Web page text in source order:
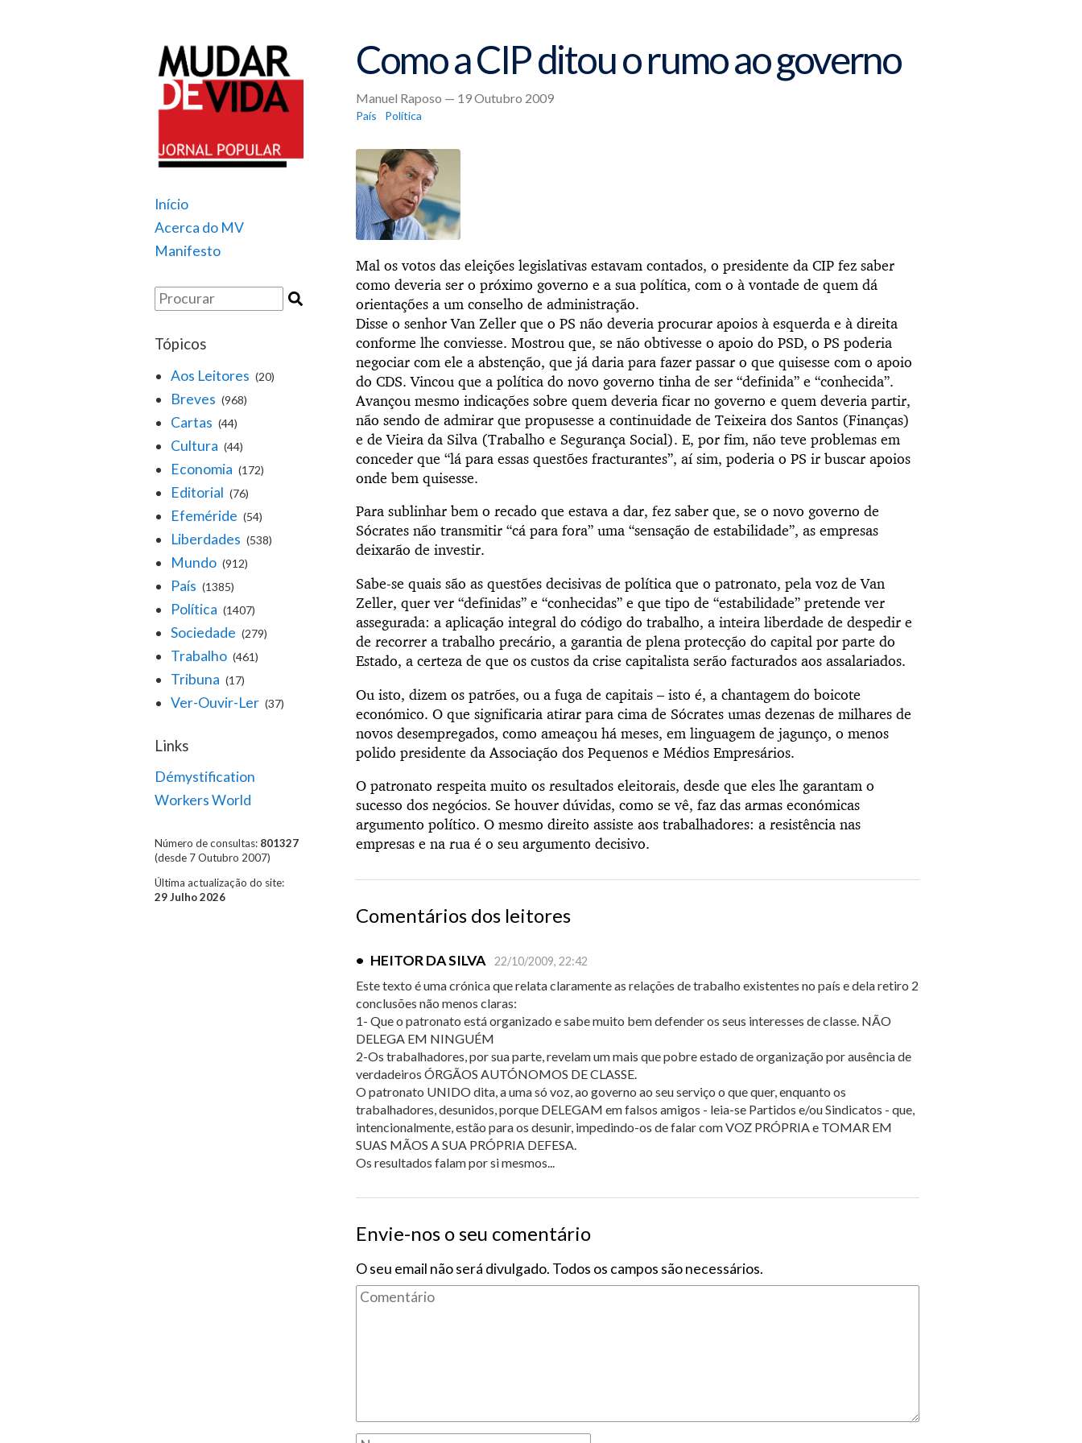
Início
Acerca do MV
Manifesto
Tópicos
Aos Leitores (20)
Breves (968)
Cartas (44)
Cultura (44)
Economia (172)
Editorial (76)
Efeméride (54)
Liberdades (538)
Mundo (912)
País (1385)
Política (1407)
Sociedade (279)
Trabalho (461)
Tribuna (17)
Ver-Ouvir-Ler (37)
Links
Démystification
Workers World
Número de consultas: 801327
(desde 7 Outubro 2007)
Última actualização do site:
29 Julho 2026
Como a CIP ditou o rumo ao governo
Manuel Raposo — 19 Outubro 2009
País Política
Mal os votos das eleições legislativas estavam contados, o presidente da CIP fez saber
como deveria ser o próximo governo e a sua política, com o à vontade de quem dá
orientações a um conselho de administração.
Disse o senhor Van Zeller que o PS não deveria procurar apoios à esquerda e à direita
conforme lhe conviesse. Mostrou que, se não obtivesse o apoio do PSD, o PS poderia
negociar com ele a abstenção, que já daria para fazer passar o que quisesse com o apoio
do CDS. Vincou que a política do novo governo tinha de ser “definida” e “conhecida”.
Avançou mesmo indicações sobre quem deveria ficar no governo e quem deveria partir,
não sendo de admirar que propusesse a continuidade de Teixeira dos Santos (Finanças)
e de Vieira da Silva (Trabalho e Segurança Social). E, por fim, não teve problemas em
conceder que “lá para essas questões fracturantes”, aí sim, poderia o PS ir buscar apoios
onde bem quisesse.
Para sublinhar bem o recado que estava a dar, fez saber que, se o novo governo de
Sócrates não transmitir “cá para fora” uma “sensação de estabilidade”, as empresas
deixarão de investir.
Sabe-se quais são as questões decisivas de política que o patronato, pela voz de Van
Zeller, quer ver “definidas” e “conhecidas” e que tipo de “estabilidade” pretende ver
assegurada: a aplicação integral do código do trabalho, a inteira liberdade de despedir e
de recorrer a trabalho precário, a garantia de plena protecção do capital por parte do
Estado, a certeza de que os custos da crise capitalista serão facturados aos assalariados.
Ou isto, dizem os patrões, ou a fuga de capitais – isto é, a chantagem do boicote
económico. O que significaria atirar para cima de Sócrates umas dezenas de milhares de
novos desempregados, como ameaçou há meses, em linguagem de jagunço, o menos
polido presidente da Associação dos Pequenos e Médios Empresários.
O patronato respeita muito os resultados eleitorais, desde que eles lhe garantam o
sucesso dos negócios. Se houver dúvidas, como se vê, faz das armas económicas
argumento político. O mesmo direito assiste aos trabalhadores: a resistência nas
empresas e na rua é o seu argumento decisivo.
Comentários dos leitores
• HEITOR DA SILVA 22/10/2009, 22:42
Este texto é uma crónica que relata claramente as relações de trabalho existentes no país e dela retiro 2
conclusões não menos claras:
1- Que o patronato está organizado e sabe muito bem defender os seus interesses de classe. NÃO
DELEGA EM NINGUÉM
2-Os trabalhadores, por sua parte, revelam um mais que pobre estado de organização por ausência de
verdadeiros ÓRGÃOS AUTÓNOMOS DE CLASSE.
O patronato UNIDO dita, a uma só voz, ao governo ao seu serviço o que quer, enquanto os
trabalhadores, desunidos, porque DELEGAM em falsos amigos - leia-se Partidos e/ou Sindicatos - que,
intencionalmente, estão para os desunir, impedindo-os de falar com VOZ PRÓPRIA e TOMAR EM
SUAS MÃOS A SUA PRÓPRIA DEFESA.
Os resultados falam por si mesmos...
Envie-nos o seu comentário
O seu email não será divulgado. Todos os campos são necessários.